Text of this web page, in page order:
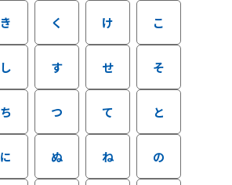
き く け こ
し す せ そ
ち つ て と
に ぬ ね の